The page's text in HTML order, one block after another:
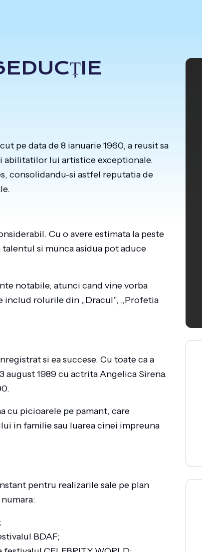
pe data de 8 ianuarie 1960, a reusit sa
lui artistice exceptionale.
consolidandu-si astfel reputatia de
Cu o avere estimata la peste
si munca asidua pot aduce
notabile, atunci cand vine vorba
includ rolurile din „Dracul”, „Profetia
si ea succese. Cu toate ca a
august 1989 cu actrita Angelica Sirena.
cu picioarele pe pamant, care
in familie sau luarea cinei impreuna
pentru realizarile sale pe plan
BDAF;